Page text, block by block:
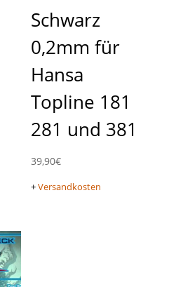
Schwarz
0,2mm für
Hansa
Topline 181
281 und 381
39,90€
+Versandkosten